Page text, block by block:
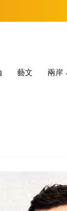
藝文 兩岸